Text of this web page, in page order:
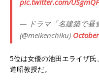
pic.twitter.com/
— ドラマ「名建築で昼
(@meikenchiku)
5位は女優の池田エライザ
道昭教授だ。